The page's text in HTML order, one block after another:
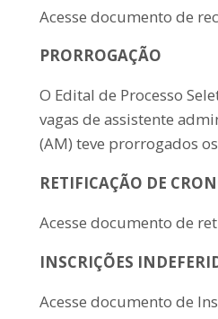
Acesse documento de
PRORROGAÇÃO
O Edital de Processo
vagas de assistente
(AM) teve prorrogados
RETIFICAÇÃO DE
Acesse documento de
INSCRIÇÕES
Acesse documento de